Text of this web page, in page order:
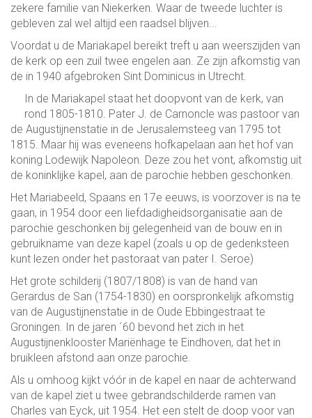
zekere familie van Niekerken. Waar de tweede luchter is
gebleven zal wel altijd een raadsel blijven...
Voordat u de Mariakapel bereikt treft u aan weerszijden van
de kerk op een zuil twee engelen aan. Ze zijn afkomstig van
de in 1940 afgebroken Sint Dominicus in Utrecht.
In de Mariakapel staat het doopvont van de kerk, van
rond 1805-1810. Pater J. de Carnoncle was pastoor van
de Augustijnenstatie in de Jerusalemsteeg van 1795 tot
1815. Maar hij was eveneens hofkapelaan aan het hof van
koning Lodewijk Napoleon. Deze zou het vont, afkomstig uit
de koninklijke kapel, aan de parochie hebben geschonken.
Het Mariabeeld, Spaans en 17e eeuws, is voorzover is na te
gaan, in 1954 door een liefdadigheidsorganisatie aan de
parochie geschonken bij gelegenheid van de bouw en in
gebruikname van deze kapel (zoals u op de gedenksteen
kunt lezen onder het pastoraat van pater I. Seroe)
Het grote schilderij (1807/1808) is van de hand van
Gerardus de San (1754-1830) en oorspronkelijk afkomstig
van de Augustijnenstatie in de Oude Ebbingestraat te
Groningen. In de jaren ´60 bevond het zich in het
Augustijnenklooster Mariënhage te Eindhoven, dat het in
bruikleen afstond aan onze parochie.
Als u omhoog kijkt vóór in de kapel en naar de achterwand
van de kapel ziet u twee gebrandschilderde ramen van
Charles van Eyck, uit 1954. Het een stelt de doop voor van